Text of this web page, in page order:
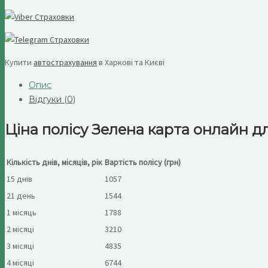
Купити автострахування в Харкові та Києві
Опис
Відгуки (0)
Ціна полісу Зелена карта онлайн
Кількість днів, місяців, рік Вартість полісу (грн)
15 днів
1057
21 день
1544
1 місяць
1788
2 місяці
3210
3 місяці
4835
4 місяці
6744